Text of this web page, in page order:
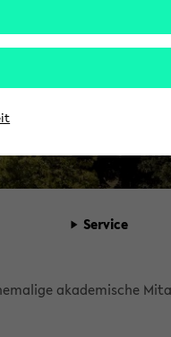
Ser­vice
aka­de­mi­sche